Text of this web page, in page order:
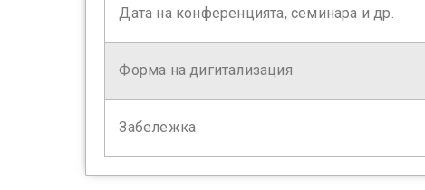
Дата на конференцията, семинара и др.
Форма на дигитализация
Забележка